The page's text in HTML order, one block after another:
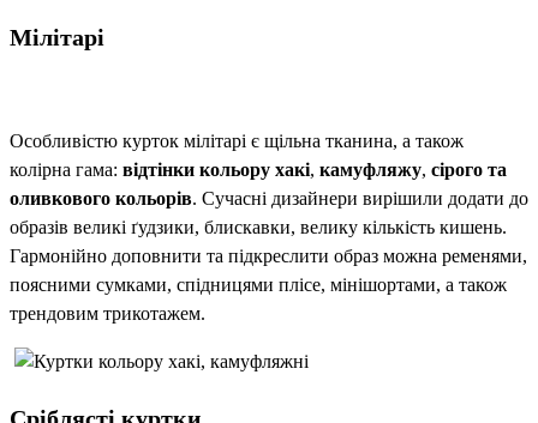
Мілітарі
Особливістю курток мілітарі є щільна тканина, а також
колірна гама: відтінки кольору хакі, камуфляжу, сірого та
оливкового кольорів. Сучасні дизайнери вирішили додати до
образів великі ґудзики, блискавки, велику кількість кишень.
Гармонійно доповнити та підкреслити образ можна ременями,
поясними сумками, спідницями плісе, мінішортами, а також
трендовим трикотажем.